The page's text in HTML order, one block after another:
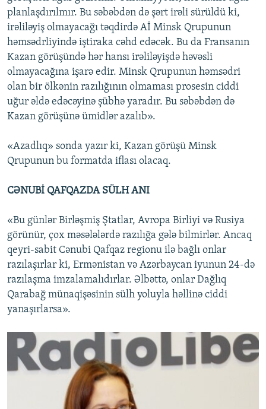
planlaşdırılmır. Bu səbəbdən də şərt irəli sürüldü ki,
irəliləyiş olmayacağı təqdirdə Aİ Minsk Qrupunun
həmsədrliyində iştiraka cəhd edəcək. Bu da Fransanın
Kazan görüşündə hər hansı irəliləyişdə həvəsli
olmayacağına işarə edir. Minsk Qrupunun həmsədri
olan bir ölkənin razılığının olmaması prosesin ciddi
uğur əldə edəcəyinə şübhə yaradır. Bu səbəbdən də
Kazan görüşünə ümidlər azalıb».
«Azadlıq» sonda yazır ki, Kazan görüşü Minsk
Qrupunun bu formatda iflası olacaq.
CƏNUBİ QAFQAZDA SÜLH ANI
«Bu günlər Birləşmiş Ştatlar, Avropa Birliyi və Rusiya
görünür, çox məsələlərdə razılığa gələ bilmirlər. Ancaq
qeyri-sabit Cənubi Qafqaz regionu ilə bağlı onlar
razılaşırlar ki, Ermənistan və Azərbaycan iyunun 24-də
razılaşma imzalamalıdırlar. Əlbəttə, onlar Dağlıq
Qarabağ münaqişəsinin sülh yoluyla həllinə ciddi
yanaşırlarsa».